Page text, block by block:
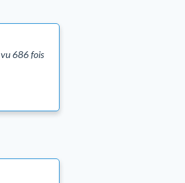
vu 686 fois